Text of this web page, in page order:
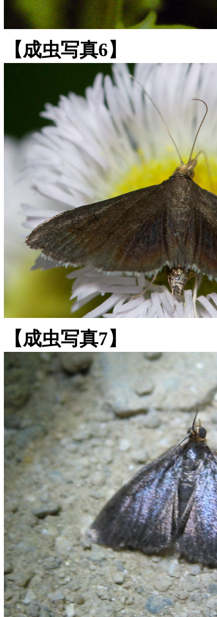
【成虫写真6】
【成虫写真7】